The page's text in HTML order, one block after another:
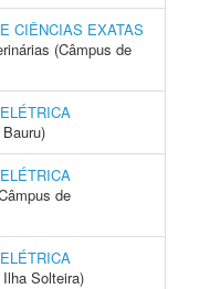
CIÊNCIAS EXATAS
(Câmpus de
de
Solteira)